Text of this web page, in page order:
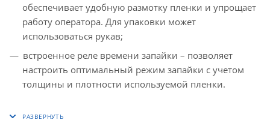
обеспечивает удобную размотку пленки и упрощает
работу оператора. Для упаковки может
использоваться рукав;
встроенное реле времени запайки – позволяет
настроить оптимальный режим запайки с учетом
толщины и плотности используемой пленки.